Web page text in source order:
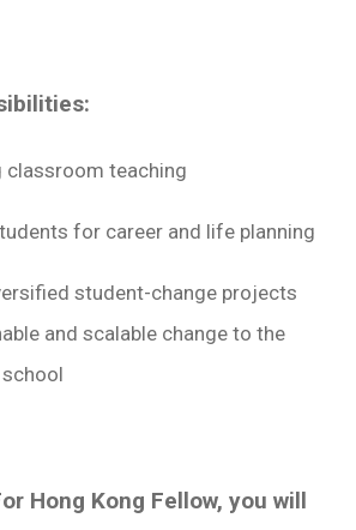
classroom teaching
for career and life planning
student-change projects
and scalable change to the
Hong Kong Fellow, you will